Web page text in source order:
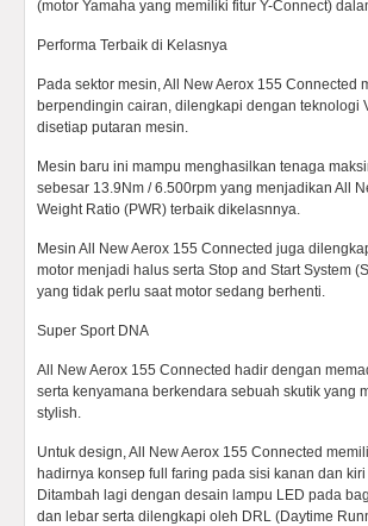
(motor Yamaha yang memiliki fitur Y-Connect)
Performa Terbaik di Kelasnya
Pada sektor mesin, All New Aerox 155
berpendingin cairan, dilengkapi dengan teknologi
disetiap putaran mesin.
Mesin baru ini mampu menghasilkan tenaga
sebesar 13.9Nm / 6.500rpm yang menjadikan All
Weight Ratio (PWR) terbaik dikelasnnya.
Mesin All New Aerox 155 Connected juga
motor menjadi halus serta Stop and Start System
yang tidak perlu saat motor sedang berhenti.
Super Sport DNA
All New Aerox 155 Connected hadir dengan
serta kenyamana berkendara sebuah skutik yang
stylish.
Untuk design, All New Aerox 155 Connected
hadirnya konsep full faring pada sisi kanan dan
Ditambah lagi dengan desain lampu LED pada
dan lebar serta dilengkapi oleh DRL (Daytime